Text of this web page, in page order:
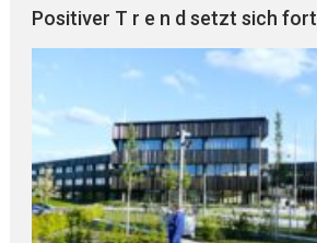
Positiver T r e n d setzt sich fort